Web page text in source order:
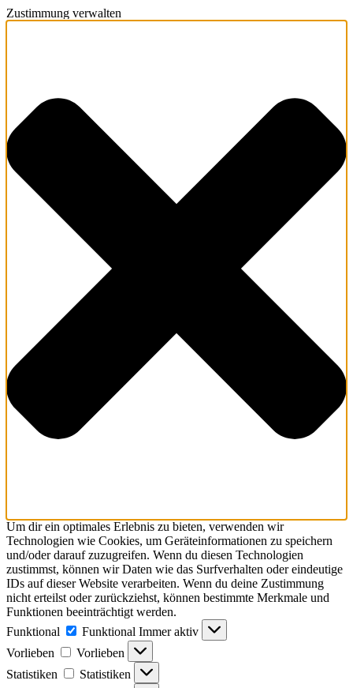
Zustimmung verwalten
Um dir ein optimales Erlebnis zu bieten, verwenden wir
Technologien wie Cookies, um Geräteinformationen zu speichern
und/oder darauf zuzugreifen. Wenn du diesen Technologien
zustimmst, können wir Daten wie das Surfverhalten oder eindeutige
IDs auf dieser Website verarbeiten. Wenn du deine Zustimmung
nicht erteilst oder zurückziehst, können bestimmte Merkmale und
Funktionen beeinträchtigt werden.
Funktional
Funktional Immer aktiv
Vorlieben
Vorlieben
Statistiken
Statistiken